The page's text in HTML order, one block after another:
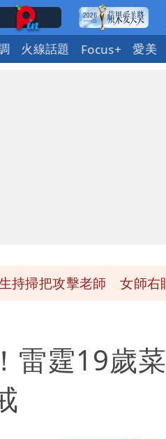
火線話題 Focus+ 愛美
持掃把攻擊老師 女師右
Uber Eats曝外送員收益
畢生推動閱讀與進步觀
雷霆19歲